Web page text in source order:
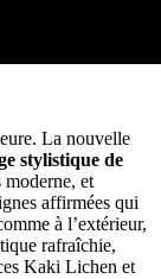
La nouvelle
stylistique de
moderne, et
affirmées qui
à l’extérieur,
rafraîchie,
Kaki Lichen et